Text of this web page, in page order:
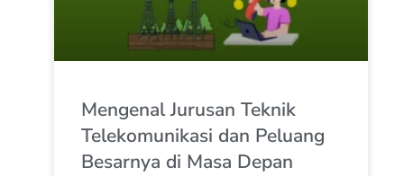
Mengenal Jurusan Teknik
Telekomunikasi dan Peluang
Besarnya di Masa Depan